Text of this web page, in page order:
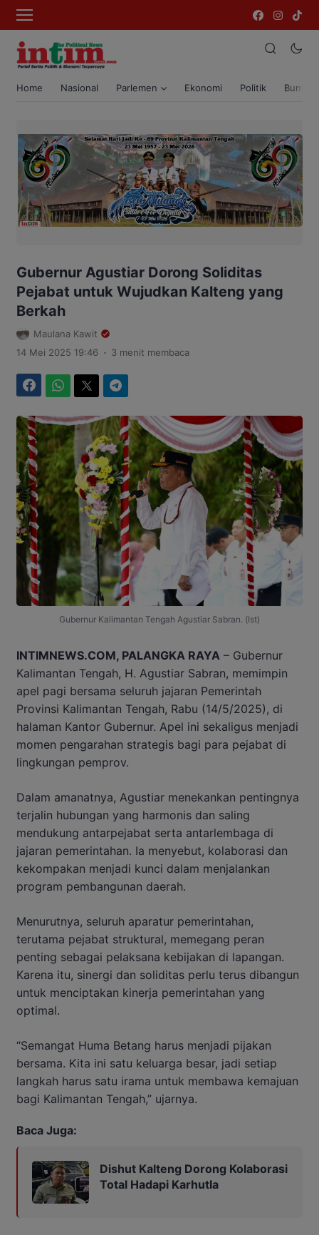
Home Nasional Parlemen Ekonomi Politik Bumi
Gubernur Agustiar Dorong Soliditas
Pejabat untuk Wujudkan Kalteng yang
Berkah
Maulana Kawit
14 Mei 2025 19:46 . 3 menit membaca
Gubernur Kalimantan Tengah Agustiar Sabran. (Ist)
INTIMNEWS.COM, PALANGKA RAYA – Gubernur
Kalimantan Tengah, H. Agustiar Sabran, memimpin
apel pagi bersama seluruh jajaran Pemerintah
Provinsi Kalimantan Tengah, Rabu (14/5/2025), di
halaman Kantor Gubernur. Apel ini sekaligus menjadi
momen pengarahan strategis bagi para pejabat di
lingkungan pemprov.
Dalam amanatnya, Agustiar menekankan pentingnya
terjalin hubungan yang harmonis dan saling
mendukung antarpejabat serta antarlembaga di
jajaran pemerintahan. Ia menyebut, kolaborasi dan
kekompakan menjadi kunci dalam menjalankan
program pembangunan daerah.
Menurutnya, seluruh aparatur pemerintahan,
terutama pejabat struktural, memegang peran
penting sebagai pelaksana kebijakan di lapangan.
Karena itu, sinergi dan soliditas perlu terus dibangun
untuk menciptakan kinerja pemerintahan yang
optimal.
“Semangat Huma Betang harus menjadi pijakan
bersama. Kita ini satu keluarga besar, jadi setiap
langkah harus satu irama untuk membawa kemajuan
bagi Kalimantan Tengah,” ujarnya.
Baca Juga:
Dishut Kalteng Dorong Kolaborasi
Total Hadapi Karhutla